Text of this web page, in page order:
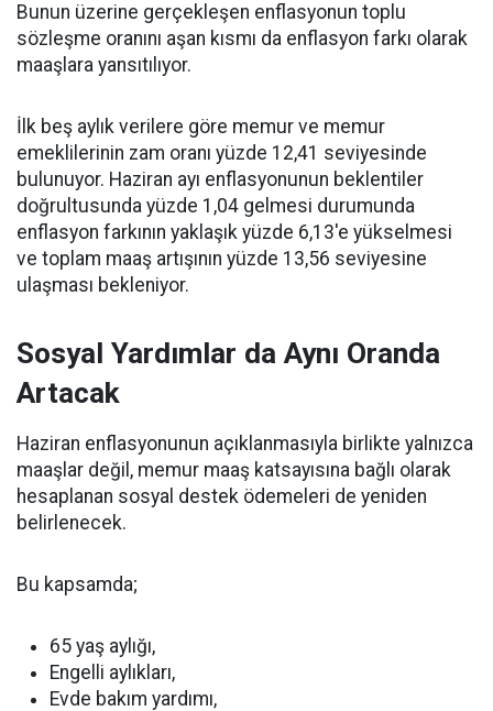
Bunun üzerine gerçekleşen enflasyonun toplu
sözleşme oranını aşan kısmı da enflasyon farkı olarak
maaşlara yansıtılıyor.
İlk beş aylık verilere göre memur ve memur
emeklilerinin zam oranı yüzde 12,41 seviyesinde
bulunuyor. Haziran ayı enflasyonunun beklentiler
doğrultusunda yüzde 1,04 gelmesi durumunda
enflasyon farkının yaklaşık yüzde 6,13'e yükselmesi
ve toplam maaş artışının yüzde 13,56 seviyesine
ulaşması bekleniyor.
Sosyal Yardımlar da Aynı Oranda
Artacak
Haziran enflasyonunun açıklanmasıyla birlikte yalnızca
maaşlar değil, memur maaş katsayısına bağlı olarak
hesaplanan sosyal destek ödemeleri de yeniden
belirlenecek.
Bu kapsamda;
65 yaş aylığı,
Engelli aylıkları,
Evde bakım yardımı,